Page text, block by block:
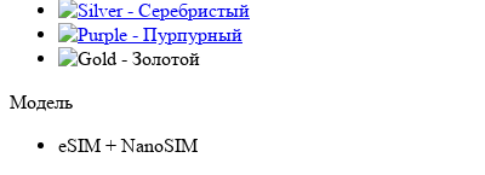
Модель
eSIM + NanoSIM